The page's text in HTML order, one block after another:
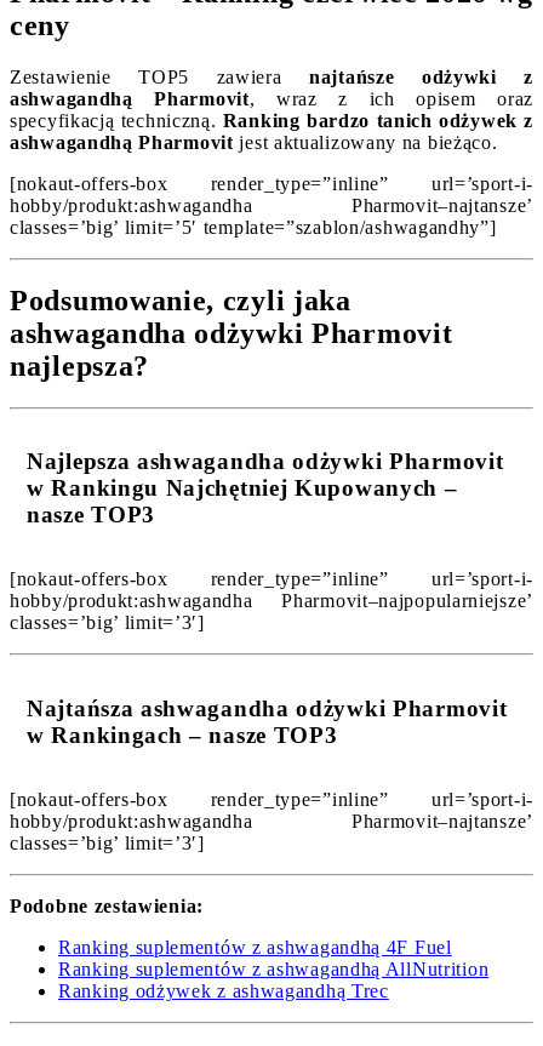
ceny
Zestawienie TOP5 zawieranajtańsze odżywki z
ashwagandhą Pharmovit, wraz z ich opisem oraz
specyfikacją techniczną. Ranking bardzo tanich odżywek z
ashwagandhą Pharmovit jest aktualizowany na bieżąco.
[nokaut-offers-box render_type=”inline” url=’sport-i-
hobby/produkt:ashwagandha Pharmovit–najtansze’
classes=’big’ limit=’5′ template=”szablon/ashwagandhy”]
Podsumowanie, czyli jaka
ashwagandha odżywki Pharmovit
najlepsza?
Najlepsza ashwagandha odżywki Pharmovit
w Rankingu Najchętniej Kupowanych –
nasze TOP3
[nokaut-offers-box render_type=”inline” url=’sport-i-
hobby/produkt:ashwagandha Pharmovit–najpopularniejsze’
classes=’big’ limit=’3′]
Najtańsza ashwagandha odżywki Pharmovit
w Rankingach – nasze TOP3
[nokaut-offers-box render_type=”inline” url=’sport-i-
hobby/produkt:ashwagandha Pharmovit–najtansze’
classes=’big’ limit=’3′]
Podobne zestawienia:
Ranking suplementów z ashwagandhą 4F Fuel
Ranking suplementów z ashwagandhą AllNutrition
Ranking odżywek z ashwagandhą Trec